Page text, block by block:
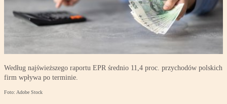
Według najświeższego raportu EPR średnio 11,4 proc. przychodów polskich
firm wpływa po terminie.
Foto: Adobe Stock